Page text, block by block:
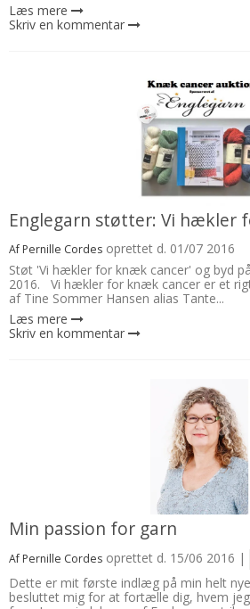
Læs mere
Skriv en kommentar
Englegarn støtter: Vi hækler
AfPernille Cordes oprettet d. 01/07 2016
Støt 'Vi hækler for knæk cancer' og byd
2016. Vi hækler for knæk cancer er et
af Tine Sommer Hansen alias Tante...
Læs mere
Skriv en kommentar
Min passion for garn
AfPernille Cordes oprettet d. 15/06 2016 |
Dette er mit første indlæg på min helt
besluttet mig for at fortælle dig, hvem